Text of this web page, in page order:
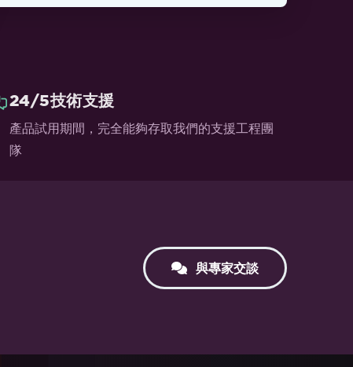
24/5技術支援
產品試用期間，完全能夠存取我們的支援工程團
隊
與專家交談